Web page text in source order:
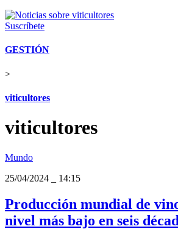
Suscríbete
GESTIÓN
>
viticultores
viticultores
Mundo
25/04/2024
14:15
Producción mundial de
nivel más bajo en seis